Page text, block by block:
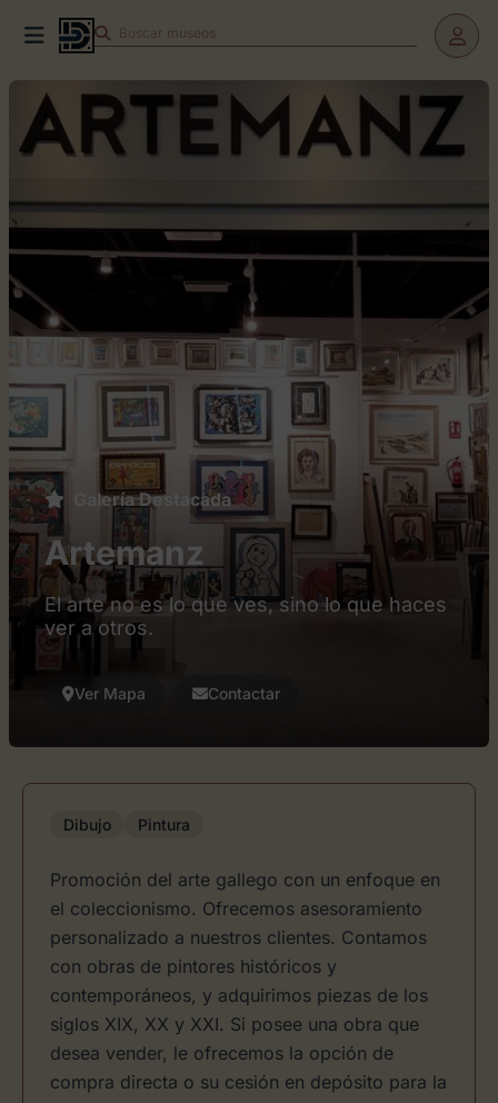
Buscar teatros
Galería Destacada
Artemanz
El arte no es lo que ves, sino lo que haces
ver a otros.
Ver Mapa Contactar
Dibujo Pintura
Promoción del arte gallego con un enfoque en
el coleccionismo. Ofrecemos asesoramiento
personalizado a nuestros clientes. Contamos
con obras de pintores históricos y
contemporáneos, y adquirimos piezas de los
siglos XIX, XX y XXI. Si posee una obra que
desea vender, le ofrecemos la opción de
compra directa o su cesión en depósito para la